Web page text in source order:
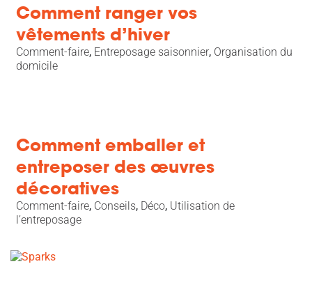
Comment ranger vos
vêtements d’hiver
Comment-faire, Entreposage saisonnier, Organisation du
domicile
Comment emballer et
entreposer des œuvres
décoratives
Comment-faire, Conseils, Déco, Utilisation de
l’entreposage